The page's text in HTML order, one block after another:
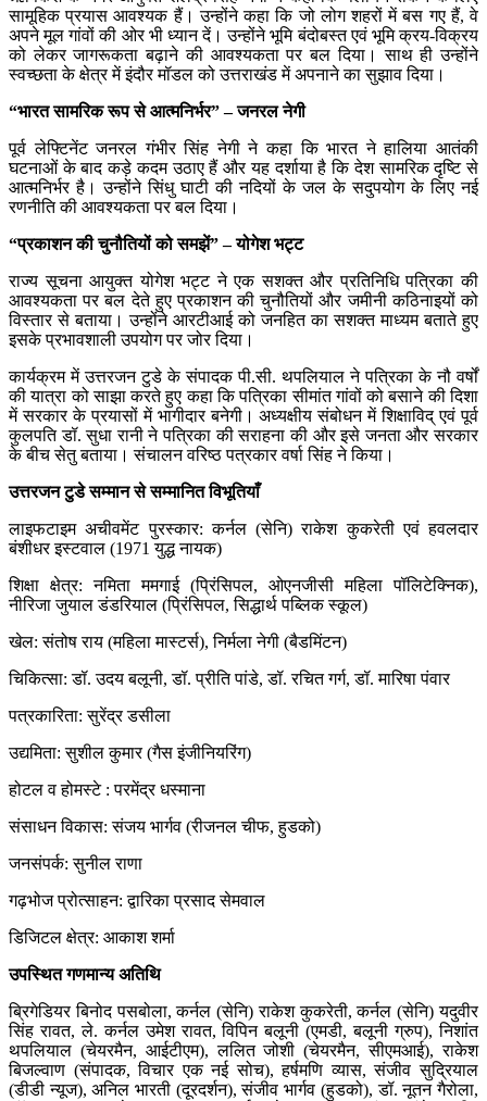
सामूहिक प्रयास आवश्यक हैं। उन्होंने कहा कि जो लोग शहरों में बस गए हैं, वे
अपने मूल गांवों की ओर भी ध्यान दें। उन्होंने भूमि बंदोबस्त एवं भूमि क्रय-विक्रय
को लेकर जागरूकता बढ़ाने की आवश्यकता पर बल दिया। साथ ही उन्होंने
स्वच्छता के क्षेत्र में इंदौर मॉडल को उत्तराखंड में अपनाने का सुझाव दिया।
“भारत सामरिक रूप से आत्मनिर्भर” – जनरल नेगी
पूर्व लेफ्टिनेंट जनरल गंभीर सिंह नेगी ने कहा कि भारत ने हालिया आतंकी
घटनाओं के बाद कड़े कदम उठाए हैं और यह दर्शाया है कि देश सामरिक दृष्टि से
आत्मनिर्भर है। उन्होंने सिंधु घाटी की नदियों के जल के सदुपयोग के लिए नई
रणनीति की आवश्यकता पर बल दिया।
“प्रकाशन की चुनौतियों को समझें” – योगेश भट्ट
राज्य सूचना आयुक्त योगेश भट्ट ने एक सशक्त और प्रतिनिधि पत्रिका की
आवश्यकता पर बल देते हुए प्रकाशन की चुनौतियों और जमीनी कठिनाइयों को
विस्तार से बताया। उन्होंने आरटीआई को जनहित का सशक्त माध्यम बताते हुए
इसके प्रभावशाली उपयोग पर जोर दिया।
कार्यक्रम में उत्तरजन टुडे के संपादक पी.सी. थपलियाल ने पत्रिका के नौ वर्षों
की यात्रा को साझा करते हुए कहा कि पत्रिका सीमांत गांवों को बसाने की दिशा
में सरकार के प्रयासों में भागीदार बनेगी। अध्यक्षीय संबोधन में शिक्षाविद् एवं पूर्व
कुलपति डॉ. सुधा रानी ने पत्रिका की सराहना की और इसे जनता और सरकार
के बीच सेतु बताया। संचालन वरिष्ठ पत्रकार वर्षा सिंह ने किया।
उत्तरजन टुडे सम्मान से सम्मानित विभूतियाँ
लाइफटाइम अचीवमेंट पुरस्कार: कर्नल (सेनि) राकेश कुकरेती एवं हवलदार
बंशीधर इस्टवाल (1971 युद्ध नायक)
शिक्षा क्षेत्र: नमिता ममगाई (प्रिंसिपल, ओएनजीसी महिला पॉलिटेक्निक),
नीरिजा जुयाल डंडरियाल (प्रिंसिपल, सिद्धार्थ पब्लिक स्कूल)
खेल: संतोष राय (महिला मास्टर्स), निर्मला नेगी (बैडमिंटन)
चिकित्सा: डॉ. उदय बलूनी, डॉ. प्रीति पांडे, डॉ. रचित गर्ग, डॉ. मारिषा पंवार
पत्रकारिता: सुरेंद्र डसीला
उद्यमिता: सुशील कुमार (गैस इंजीनियरिंग)
होटल व होमस्टे : परमेंद्र धस्माना
संसाधन विकास: संजय भार्गव (रीजनल चीफ, हुडको)
जनसंपर्क: सुनील राणा
गढ़भोज प्रोत्साहन: द्वारिका प्रसाद सेमवाल
डिजिटल क्षेत्र: आकाश शर्मा
उपस्थित गणमान्य अतिथि
ब्रिगेडियर बिनोद पसबोला, कर्नल (सेनि) राकेश कुकरेती, कर्नल (सेनि) यदुवीर
सिंह रावत, ले. कर्नल उमेश रावत, विपिन बलूनी (एमडी, बलूनी ग्रुप), निशांत
थपलियाल (चेयरमैन, आईटीएम), ललित जोशी (चेयरमैन, सीएमआई), राकेश
बिजल्वाण (संपादक, विचार एक नई सोच), हर्षमणि व्यास, संजीव सुद्रियाल
(डीडी न्यूज), अनिल भारती (दूरदर्शन), संजीव भार्गव (हुडको), डॉ. नूतन गैरोला,